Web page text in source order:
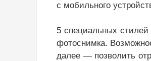
с мобильного
5 специальных
фотоснимка.
далее — позволить